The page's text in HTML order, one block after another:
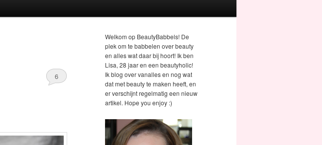
6
Welkom op BeautyBabbels! De
plek om te babbelen over beauty
en alles wat daar bij hoort! Ik ben
Lisa, 28 jaar en een beautyholic!
Ik blog over vanalles en nog wat
dat met beauty te maken heeft, en
er verschijnt regelmatig een nieuw
artikel. Hope you enjoy :)